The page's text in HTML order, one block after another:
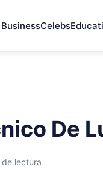
BusinessCelebs
De
de lectura